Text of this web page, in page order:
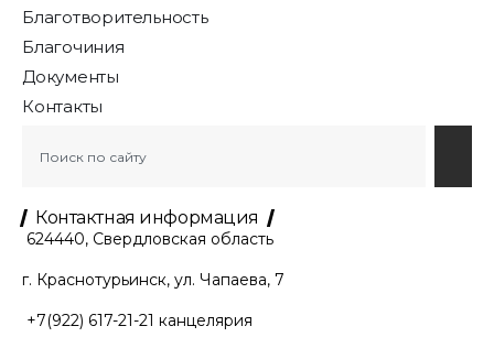
Благотворительность
Благочиния
Документы
Контакты
Контактная информация
624440, Свердловская область
г. Краснотурьинск, ул. Чапаева, 7
+7(922) 617-21-21 канцелярия